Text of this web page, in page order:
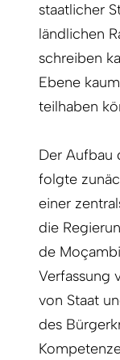
staatlicher
ländlichen
schreiben
Ebene
teilhaben
Der Aufbau
folgte
einer
die
de
Verfassung
von Staat
des